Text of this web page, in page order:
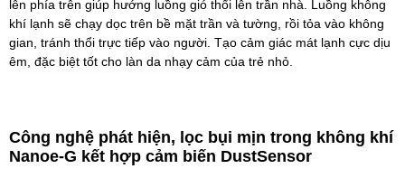
lên phía trên giúp hướng luồng gió thổi lên trần nhà. Luồng không
khí lạnh sẽ chạy dọc trên bề mặt trần và tường, rồi tỏa vào không
gian, tránh thổi trực tiếp vào người. Tạo cảm giác mát lạnh cực dịu
êm, đặc biệt tốt cho làn da nhạy cảm của trẻ nhỏ.
Công nghệ phát hiện, lọc bụi mịn trong không khí
Nanoe-G kết hợp cảm biến DustSensor